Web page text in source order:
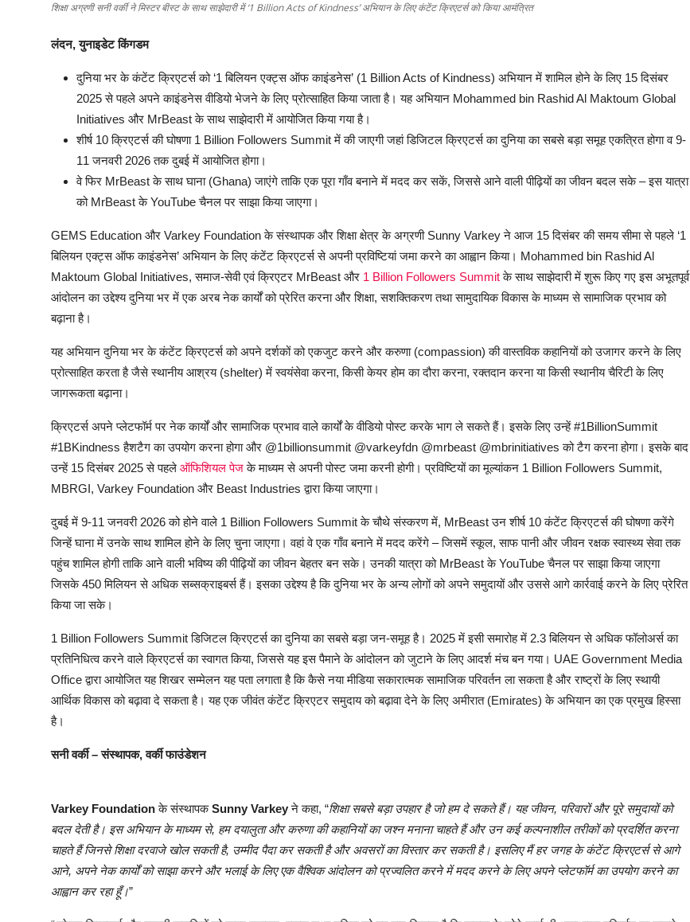
शिक्षा अग्रणी सनी वर्की ने मिस्टर बीस्ट के साथ साझेदारी में ‘1 Billion Acts of Kindness’ अभियान के लिए कंटेंट क्रिएटर्स को किया आमंत्रित
लंदन,युनाइडेट किंगडम
दुनिया भर के कंटेंट क्रिएटर्स को ‘1 बिलियन एक्ट्स ऑफ काइंडनेस’ (1 Billion Acts of Kindness) अभियान में शामिल होने के लिए 15 दिसंबर
2025 से पहले अपने काइंडनेस वीडियो भेजने के लिए प्रोत्साहित किया जाता है। यह अभियान Mohammed bin Rashid Al Maktoum Global
Initiatives और MrBeast के साथ साझेदारी में आयोजित किया गया है।
शीर्ष 10 क्रिएटर्स की घोषणा 1 Billion Followers Summit में की जाएगी जहां डिजिटल क्रिएटर्स का दुनिया का सबसे बड़ा समूह एकत्रित होगा व 9-
11 जनवरी 2026 तक दुबई में आयोजित होगा।
वे फिर MrBeast के साथ घाना (Ghana) जाएंगे ताकि एक पूरा गाँव बनाने में मदद कर सकें, जिससे आने वाली पीढ़ियों का जीवन बदल सके – इस यात्रा
को MrBeast के YouTube चैनल पर साझा किया जाएगा।
GEMS Education और Varkey Foundation के संस्थापक और शिक्षा क्षेत्र के अग्रणी Sunny Varkey ने आज 15 दिसंबर की समय सीमा से पहले ‘1
बिलियन एक्ट्स ऑफ काइंडनेस’ अभियान के लिए कंटेंट क्रिएटर्स से अपनी प्रविष्टियां जमा करने का आह्वान किया। Mohammed bin Rashid Al
Maktoum Global Initiatives, समाज-सेवी एवं क्रिएटर MrBeast और 1 Billion Followers Summitके साथ साझेदारी में शुरू किए गए इस अभूतपूर्व
आंदोलन का उद्देश्य दुनिया भर में एक अरब नेक कार्यों को प्रेरित करना और शिक्षा, सशक्तिकरण तथा सामुदायिक विकास के माध्यम से सामाजिक प्रभाव को
बढ़ाना है।
यह अभियान दुनिया भर के कंटेंट क्रिएटर्स को अपने दर्शकों को एकजुट करने और करुणा (compassion) की वास्तविक कहानियों को उजागर करने के लिए
प्रोत्साहित करता है जैसे स्थानीय आश्रय (shelter) में स्वयंसेवा करना, किसी केयर होम का दौरा करना, रक्तदान करना या किसी स्थानीय चैरिटी के लिए
जागरूकता बढ़ाना।
क्रिएटर्स अपने प्लेटफॉर्म पर नेक कार्यों और सामाजिक प्रभाव वाले कार्यों के वीडियो पोस्ट करके भाग ले सकते हैं। इसके लिए उन्हें #1BillionSummit
#1BKindness हैशटैग का उपयोग करना होगा और @1billionsummit @varkeyfdn @mrbeast @mbrinitiatives को टैग करना होगा। इसके बाद
उन्हें 15 दिसंबर 2025 से पहले ऑफिशियल पेजके माध्यम से अपनी पोस्ट जमा करनी होगी। प्रविष्टियों का मूल्यांकन 1 Billion Followers Summit,
MBRGI, Varkey Foundation और Beast Industries द्वारा किया जाएगा।
दुबई में 9-11 जनवरी 2026 को होने वाले 1 Billion Followers Summit के चौथे संस्करण में, MrBeast उन शीर्ष 10 कंटेंट क्रिएटर्स की घोषणा करेंगे
जिन्हें घाना में उनके साथ शामिल होने के लिए चुना जाएगा। वहां वे एक गाँव बनाने में मदद करेंगे – जिसमें स्कूल, साफ पानी और जीवन रक्षक स्वास्थ्य सेवा तक
पहुंच शामिल होगी ताकि आने वाली भविष्य की पीढ़ियों का जीवन बेहतर बन सके। उनकी यात्रा को MrBeast के YouTube चैनल पर साझा किया जाएगा
जिसके 450 मिलियन से अधिक सब्सक्राइबर्स हैं। इसका उद्देश्य है कि दुनिया भर के अन्य लोगों को अपने समुदायों और उससे आगे कार्रवाई करने के लिए प्रेरित
किया जा सके।
1 Billion Followers Summit डिजिटल क्रिएटर्स का दुनिया का सबसे बड़ा जन-समूह है। 2025 में इसी समारोह में 2.3 बिलियन से अधिक फॉलोअर्स का
प्रतिनिधित्व करने वाले क्रिएटर्स का स्वागत किया, जिससे यह इस पैमाने के आंदोलन को जुटाने के लिए आदर्श मंच बन गया। UAE Government Media
Office द्वारा आयोजित यह शिखर सम्मेलन यह पता लगाता है कि कैसे नया मीडिया सकारात्मक सामाजिक परिवर्तन ला सकता है और राष्ट्रों के लिए स्थायी
आर्थिक विकास को बढ़ावा दे सकता है। यह एक जीवंत कंटेंट क्रिएटर समुदाय को बढ़ावा देने के लिए अमीरात (Emirates) के अभियान का एक प्रमुख हिस्सा
है।
सनी वर्की – संस्थापक, वर्की फाउंडेशन
Varkey Foundationके संस्थापकSunny Varkeyने कहा, “शिक्षा सबसे बड़ा उपहार है जो हम दे सकते हैं। यह जीवन, परिवारों और पूरे समुदायों को
बदल देती है। इस अभियान के माध्यम से, हम दयालुता और करुणा की कहानियों का जश्न मनाना चाहते हैं और उन कई कल्पनाशील तरीकों को प्रदर्शित करना
चाहते हैं जिनसे शिक्षा दरवाजे खोल सकती है, उम्मीद पैदा कर सकती है और अवसरों का विस्तार कर सकती है। इसलिए मैं हर जगह के कंटेंट क्रिएटर्स से आगे
आने, अपने नेक कार्यों को साझा करने और भलाई के लिए एक वैश्विक आंदोलन को प्रज्वलित करने में मदद करने के लिए अपने प्लेटफॉर्म का उपयोग करने का
आह्वान कर रहा हूँ।”